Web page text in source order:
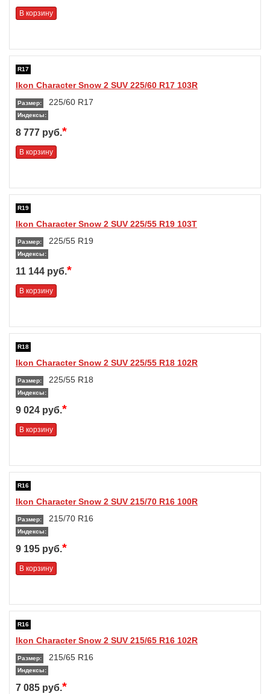
В корзину
R17
Ikon Character Snow 2 SUV 225/60 R17 103R
Размер: 225/60 R17
Индексы:
8 777 руб.*
В корзину
R19
Ikon Character Snow 2 SUV 225/55 R19 103T
Размер: 225/55 R19
Индексы:
11 144 руб.*
В корзину
R18
Ikon Character Snow 2 SUV 225/55 R18 102R
Размер: 225/55 R18
Индексы:
9 024 руб.*
В корзину
R16
Ikon Character Snow 2 SUV 215/70 R16 100R
Размер: 215/70 R16
Индексы:
9 195 руб.*
В корзину
R16
Ikon Character Snow 2 SUV 215/65 R16 102R
Размер: 215/65 R16
Индексы:
7 085 руб.*